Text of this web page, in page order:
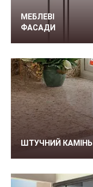
МЕБЛЕВІ
ФАСАДИ
ШТУЧНИЙ КАМІНЬ